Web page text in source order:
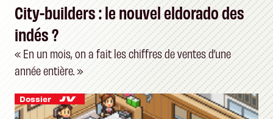
City-builders : le nouvel eldorado des
indés ?
« En un mois, on a fait les chiffres de ventes d’une
année entière. »
Dossier